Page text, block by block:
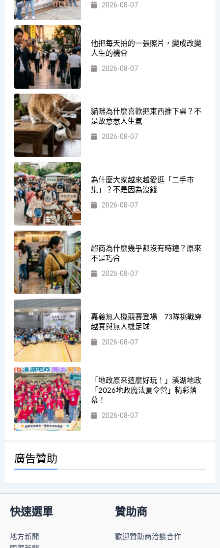
2026-08-07
他把每天拍的一張照片，變成改變
人生的機會
2026-08-07
貓咪為什麼喜歡把東西推下桌？不
是故意惹人生氣
2026-08-07
為什麼大家越來越愛逛「二手市
集」？不是因為沒錢
2026-08-07
超商為什麼幾乎都沒有時鐘？原來
不是巧合
2026-08-07
嘉義無人機競賽登場 73隊挑戰穿
越賽與無人機足球
2026-08-07
「地政原來這麼好玩！」溪湖地政
「2026地政魔法夏令營」精彩落
幕！
2026-08-07
廣告贊助
快速選單
地方新聞
贊助商
歡迎贊助商洽談合作